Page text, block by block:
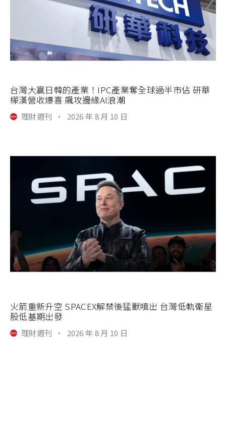
台灣大贏日韓的產業！IPC產業奪全球過半市佔 研華
樺漢營收爆喜 飆攻邊緣AI浪潮
理財週刊 · 2026 年 8 月 10 日
火箭重新升空 SPACEX解禁後猛獸噴出 台灣低軌衛星
股低基期出發
理財週刊 · 2026 年 8 月 10 日